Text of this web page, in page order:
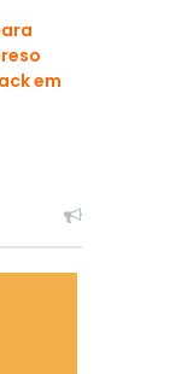
em